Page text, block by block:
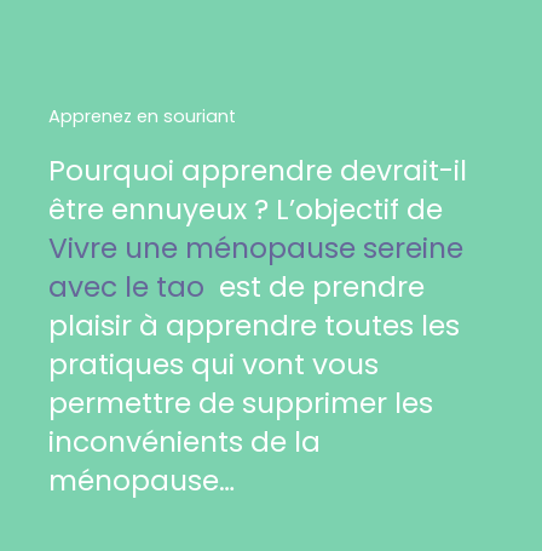
Apprenez en souriant
Pourquoi apprendre devrait-il
être ennuyeux ? L’objectif de
Vivre une ménopause sereine
avec le tao est de prendre
plaisir à apprendre toutes les
pratiques qui vont vous
permettre de supprimer les
inconvénients de la
ménopause…